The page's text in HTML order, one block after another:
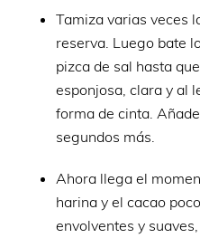
Tamiza varias veces
reserva. Luego bate
pizca de sal hasta
esponjosa, clara y al
forma de cinta.
segundos más.
Ahora llega el
harina y el cacao
envolventes y